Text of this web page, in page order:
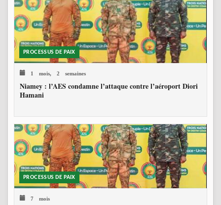
PROCESSUS DE PAIX
1 mois, 2 semaines
Niamey : l’AES condamne l’attaque contre l’aéroport Diori
Hamani
PROCESSUS DE PAIX
7 mois